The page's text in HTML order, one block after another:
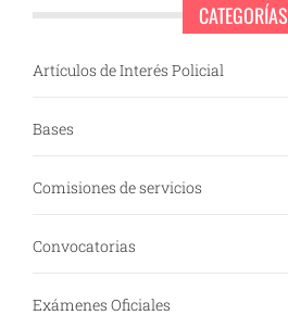
CATEGORÍAS
Artículos de Interés Policial
Bases
Comisiones de servicios
Convocatorias
Exámenes Oficiales